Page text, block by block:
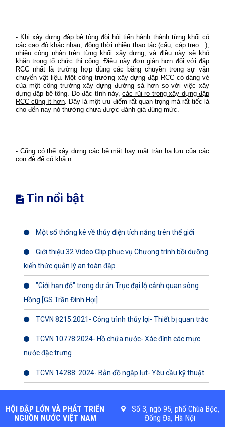
- Khi xây dựng đập bê tông đòi hỏi tiến hành thành từng khối có
các cao độ khác nhau, đồng thời nhiều thao tác (cẩu, cáp treo…),
nhiều công nhân trên từng khối xây dựng, và điều này sẽ khó
khăn trong tổ chức thi công. Điều này đơn giản hơn đối với đập
RCC nhất là trường hợp dùng các băng chuyền trong sự vận
chuyển vật liệu. Một công trường xây dựng đập RCC có dáng vẻ
của một công trường xây dựng đường sá hơn so với việc xây
dựng đập bê tông. Do đặc tính này,các rũi ro trong xây dựng đập
RCC cũng ít hơn. Đây là một ưu điểm rất quan trọng mà rất tiếc là
cho đến nay nó thường chưa được đánh giá đúng mức.
- Cũng có thể xây dựng các bề mặt hay mặt tràn hạ lưu của các
con đê để có khả n
Tin nổi bật
Một số thống kê về thủy điện tích năng trên thế giới
Giới thiệu 32 Video Clip phục vụ Chương trình bồi dưỡng
kiến thức quản lý an toàn đập
"Giới hạn đỏ" trong dự án Trục đại lộ cảnh quan sông
Hồng [GS.Trần Đình Hợi]
TCVN 8215:2021- Công trình thủy lợi- Thiết bị quan trắc
TCVN 10778:2024- Hồ chứa nước- Xác định các mực
nước đặc trưng
TCVN 14288: 2024- Bản đồ ngập lụt- Yêu cầu kỹ thuật
HỘI ĐẬP LỚN VÀ PHÁT TRIỂN
NGUỒN NƯỚC VIỆT NAM
Số 3, ngõ 95, phố Chùa Bộc,
Đống Đa, Hà Nội